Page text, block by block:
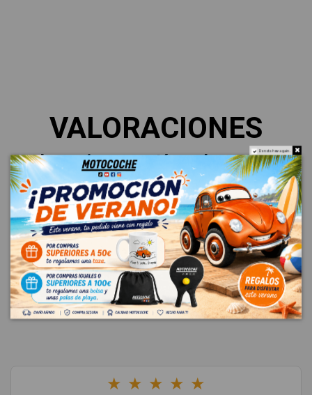
VALORACIONES
La mejor garantía es la voz de
nuestros clientes.
Esto es lo que dicen sobre su
experiencia.
★ ★ ★ ★ ★
Do not show again.